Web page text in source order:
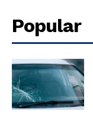
Popular